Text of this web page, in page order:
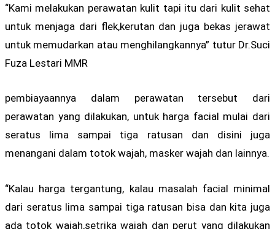
“Kami melakukan perawatan kulit tapi itu dari kulit sehat
untuk menjaga dari flek,kerutan dan juga bekas jerawat
untuk memudarkan atau menghilangkannya” tutur Dr.Suci
Fuza Lestari MMR
pembiayaannya dalam perawatan tersebut dari
perawatan yang dilakukan, untuk harga facial mulai dari
seratus lima sampai tiga ratusan dan disini juga
menangani dalam totok wajah, masker wajah dan lainnya.
“Kalau harga tergantung, kalau masalah facial minimal
dari seratus lima sampai tiga ratusan bisa dan kita juga
ada totok wajah,setrika wajah dan perut yang dilakukan